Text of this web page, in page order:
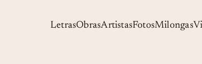
LetrasObrasArtistasFotosMilongas